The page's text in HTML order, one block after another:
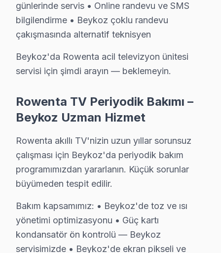
• Beykoz'de her parçada 2 yıl değişim garantisi
• Beykoz'de aynı gün tedarik imkânı (Beykoz
Beykoz'da Rowenta orijinal parça ile yapılan teknik
Beykoz Rowenta TV Tamir Garantisi – Yazılı
Beykoz'de Rowenta servis hizmetlerimizde
Beykoz garanti kapsamımız — Beykoz servisimizde
• Beykoz servisimizde yedek parça garantisi: 2 yıl
• Beykoz'de aynı arızanın tekrarında ücretsiz
• servisimizde garanti belgesi ve fatura ile kayıt altına
Beykoz Bölgesi ve Rowenta TV Desteği
İstanbul Anadolu Yakası içinde yer alan Beykoz,
günlerinde servis • Online randevu ve SMS
bilgilendirme • Beykoz çoklu randevu
çakışmasında alternatif teknisyen
Beykoz'da Rowenta acil televizyon ünitesi
servisi için şimdi arayın — beklemeyin.
Rowenta TV Periyodik Bakımı –
Beykoz Uzman Hizmet
Rowenta akıllı TV'nizin uzun yıllar sorunsuz
çalışması için Beykoz'da periyodik bakım
programımızdan yararlanın. Küçük sorunlar
büyümeden tespit edilir.
Bakım kapsamımız: • Beykoz'de toz ve ısı
yönetimi optimizasyonu • Güç kartı
kondansatör ön kontrolü — Beykoz
servisimizde • Beykoz'de ekran pikseli ve